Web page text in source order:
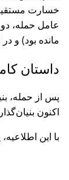
خسارت
عامل حمله،
مانده بود) و
داستان
پس از حمله،
اکنون
با این